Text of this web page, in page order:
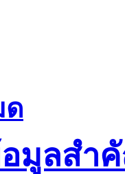
ด
มูลสำ